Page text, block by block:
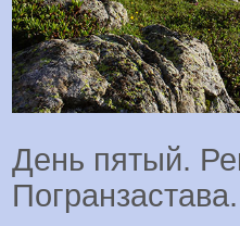
День пятый.